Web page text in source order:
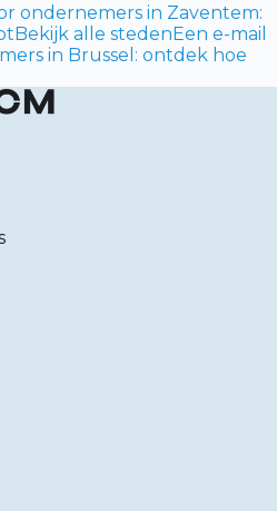
ondernemers in Zaventem:
Bekijk alle stedenEen e-mail
in Brussel: ontdek hoe